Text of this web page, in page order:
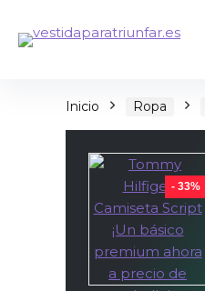
Inicio Ropa
- 33%